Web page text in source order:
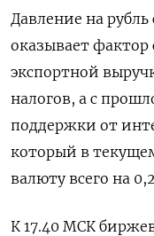
Давление на
оказывает
экспортной
налогов, а с
поддержки от
который в
валюту всего на
К 17.40 МСК